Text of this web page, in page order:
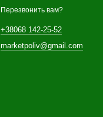
Перезвонить вам?
+38068 142-25-52
marketpoliv@gmail.com